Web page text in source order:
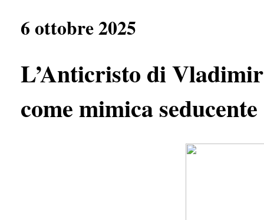
o
A
p
6 ottobre 2025
L’Anticristo di
come mimica seducente